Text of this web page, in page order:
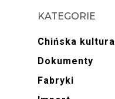
KATEGORIE
Chińska kultura
Dokumenty
Fabryki